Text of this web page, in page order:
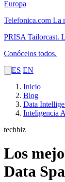
Europa
Telefonica.com La
PRISA Tailorcast.
Conócelos todos.
ES EN
Inicio
Blog
Data
Inteligencia
techbiz
Los
Data